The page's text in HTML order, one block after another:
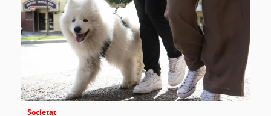
Societat